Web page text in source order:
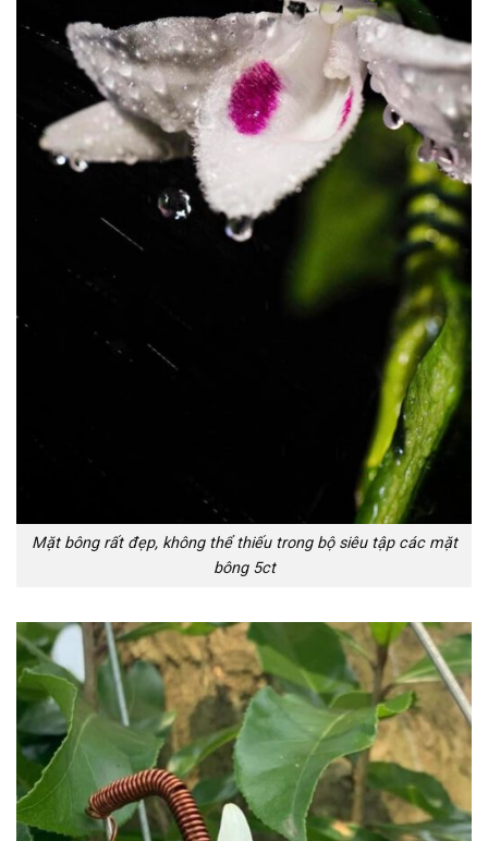
Mặt bông rất đẹp, không thể thiếu trong bộ siêu tập các mặt
bông 5ct